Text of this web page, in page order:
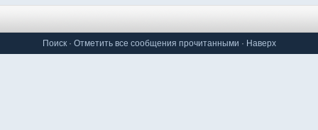
Поиск· Отметить все сообщения прочитанными · Наверх